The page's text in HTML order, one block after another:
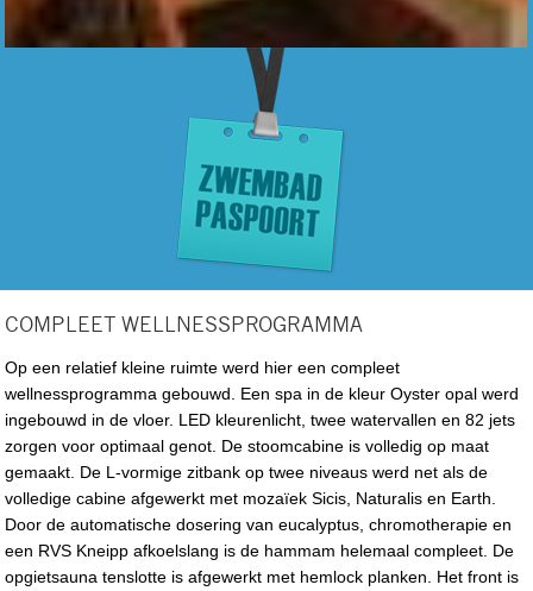
COMPLEET WELLNESSPROGRAMMA
Op een relatief kleine ruimte werd hier een compleet
wellnessprogramma gebouwd. Een spa in de kleur Oyster opal werd
ingebouwd in de vloer. LED kleurenlicht, twee watervallen en 82 jets
zorgen voor optimaal genot. De stoomcabine is volledig op maat
gemaakt. De L-vormige zitbank op twee niveaus werd net als de
volledige cabine afgewerkt met mozaïek Sicis, Naturalis en Earth.
Door de automatische dosering van eucalyptus, chromotherapie en
een RVS Kneipp afkoelslang is de hammam helemaal compleet. De
opgietsauna tenslotte is afgewerkt met hemlock planken. Het front is